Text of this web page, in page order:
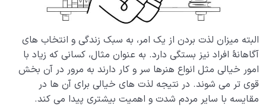
البته میزان لذت بردن از یک امر، به سبک زندگی و انتخاب های
آگاهانۀ افراد نیز بستگی دارد. به عنوان مثال، کسانی که زیاد با
امور خیالی مثل انواع هنرها سر و کار دارند به مرور در آن بخش
قوی تر می شوند. در نتیجه لذت های خیالی برای آن ها در
مقایسه با سایر مردم شدت و اهمیت بیشتری پیدا می کند.